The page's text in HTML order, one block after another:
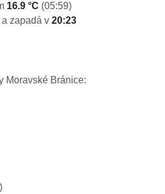
16.9 °C (05:59)
a zapadá v 20:23
Moravské Bránice:
)